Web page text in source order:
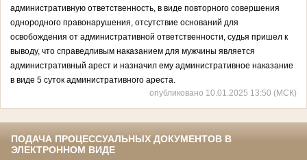
административную ответственность, в виде повторного совершения
однородного правонарушения, отсутствие оснований для
освобождения от административной ответственности, судья пришел к
выводу, что справедливым наказанием для мужчины является
административный арест и назначил ему административное наказание
в виде 5 суток административного ареста.
опубликовано 10.01.2025 13:50 (МСК)
ПОДАЧА ПРОЦЕССУАЛЬНЫХ ДОКУМЕНТОВ В
ЭЛЕКТРОННОМ ВИДЕ